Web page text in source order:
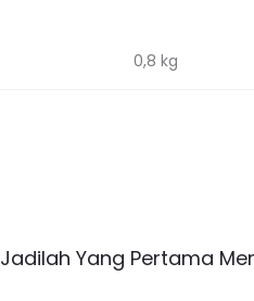
0,8 kg
Jadilah Yang Pertama